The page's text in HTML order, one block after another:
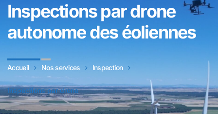
Inspections par drone
autonome des éoliennes
Accueil Nos services Inspection
Inspections par drone